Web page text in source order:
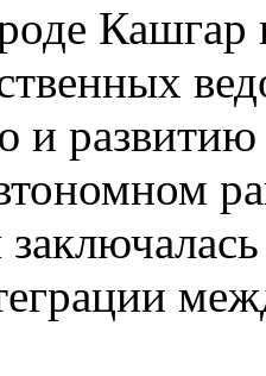
Кашгар
и развитию